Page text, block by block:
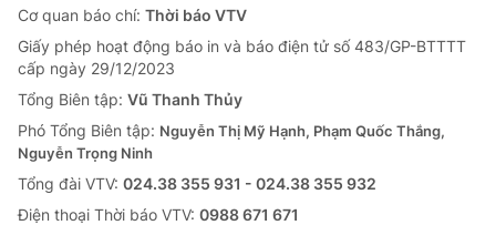
Cơ quan báo chí: Thời báo VTV
Giấy phép hoạt động báo in và báo điện tử số 483/GP-BTTTT
cấp ngày 29/12/2023
Tổng Biên tập: Vũ Thanh Thủy
Phó Tổng Biên tập: Nguyễn Thị Mỹ Hạnh, Phạm Quốc Thắng,
Nguyễn Trọng Ninh
Tổng đài VTV: 024.38 355 931 - 024.38 355 932
Ðiện thoại Thời báo VTV: 0988 671 671